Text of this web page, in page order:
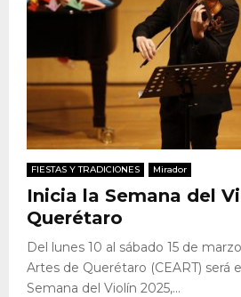
FIESTAS Y TRADICIONES Mirador
Inicia la Semana del
Querétaro
Del lunes 10 al sábado 15 de
Artes de Querétaro (CEART) será
Semana del Violín 2025,...